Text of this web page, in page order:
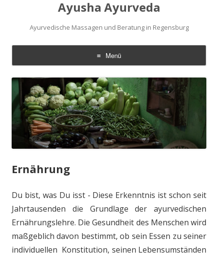
Ayusha Ayurveda
Ayurvedische Massagen und Beratung in Regensburg
Menü
Zum
Inhalt
springen
Ernährung
Du bist, was Du isst - Diese Erkenntnis ist schon seit
Jahrtausenden die Grundlage der ayurvedischen
Ernährungslehre. Die Gesundheit des Menschen wird
maßgeblich davon bestimmt, ob sein Essen zu seiner
individuellen Konstitution, seinen Lebensumständen